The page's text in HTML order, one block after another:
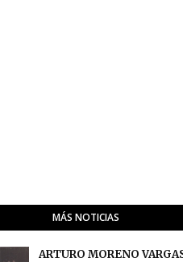
MÁS NOTICIAS
ARTURO MORENO